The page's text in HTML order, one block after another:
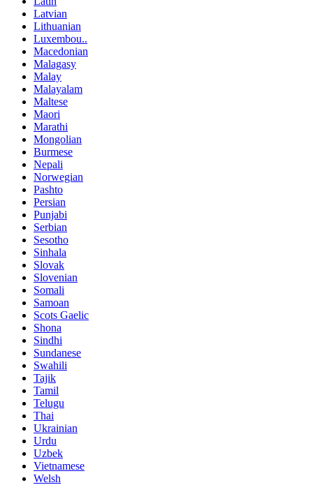
Latvian
Lithuanian
Luxembou..
Macedonian
Malagasy
Malay
Malayalam
Maltese
Maori
Marathi
Mongolian
Burmese
Nepali
Norwegian
Pashto
Persian
Punjabi
Serbian
Sesotho
Sinhala
Slovak
Slovenian
Somali
Samoan
Scots Gaelic
Shona
Sindhi
Sundanese
Swahili
Tajik
Tamil
Telugu
Thai
Ukrainian
Urdu
Uzbek
Vietnamese
Welsh